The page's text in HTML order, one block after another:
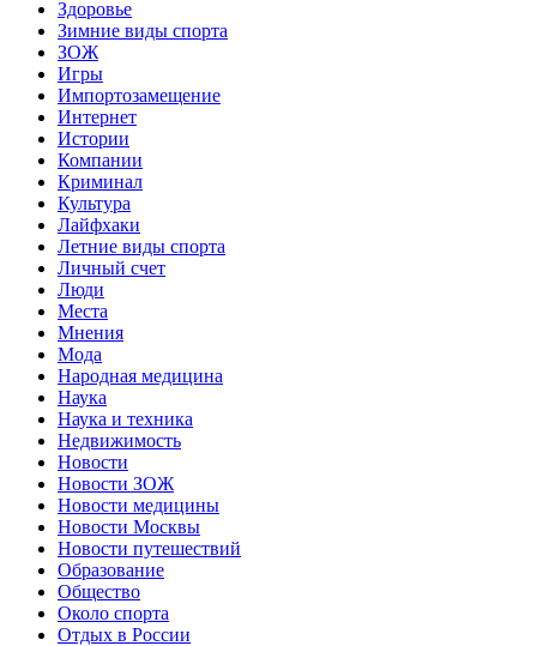
Здоровье
Зимние виды спорта
ЗОЖ
Игры
Импортозамещение
Интернет
Истории
Компании
Криминал
Культура
Лайфхаки
Летние виды спорта
Личный счет
Люди
Места
Мнения
Мода
Народная медицина
Наука
Наука и техника
Недвижимость
Новости
Новости ЗОЖ
Новости медицины
Новости Москвы
Новости путешествий
Образование
Общество
Около спорта
Отдых в России